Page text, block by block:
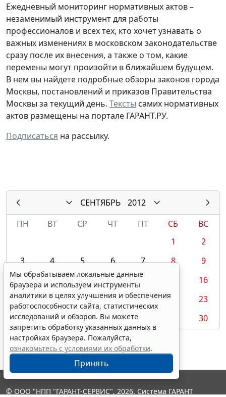
Ежедневный мониторинг нормативных актов –
незаменимый инструмент для работы
профессионалов и всех тех, кто хочет узнавать о
важных изменениях в московском законодательстве
сразу после их внесения, а также о том, какие
перемены могут произойти в ближайшем будущем.
В нем вы найдете подробные обзоры законов города
Москвы, постановлений и приказов Правительства
Москвы за текущий день. Тексты самих нормативных
актов размещены на портале ГАРАНТ.РУ.
Подписаться на рассылку.
СЕНТЯБРЬ
2012
ПН
ВТ СР ЧТ ПТ СБ
ВС
1
2
3
4 5 6 7 8
9
10
11 12 13 14
16
17
18 19 20 21 22
23
24
25 26 27 30
Мы обрабатываем локальные данные
браузера и используем инструменты
аналитики в целях улучшения и обеспечения
работоспособности сайта, статистических
исследований и обзоров. Вы можете
запретить обработку указанных данных в
настройках браузера. Пожалуйста,
ознакомьтесь с условиями их обработки.
Принять
© ООО "НПП "ГАРАНТ-СЕРВИС", 2026. Система ГАРАНТ